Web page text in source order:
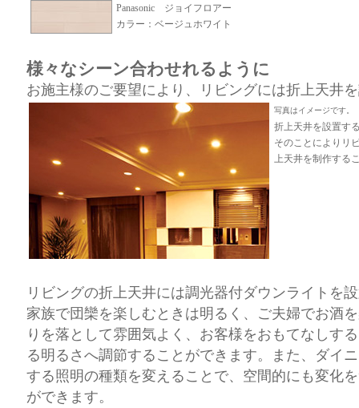
Panasonic ジョイフロアー
カラー：ベージュホワイト
様々なシーン合わせれるように
お施主様のご要望により、リビングには折上天井
写真はイメージです。
折上天井を設置す
そのことによりリ
上天井を制作する
リビングの折上天井には調光器付ダウンライトを
家族で団欒を楽しむときは明るく、ご夫婦でお酒
りを落として雰囲気よく、お客様をおもてなしす
る明るさへ調節することができます。また、ダイ
する照明の種類を変えることで、空間的にも変化
ができます。